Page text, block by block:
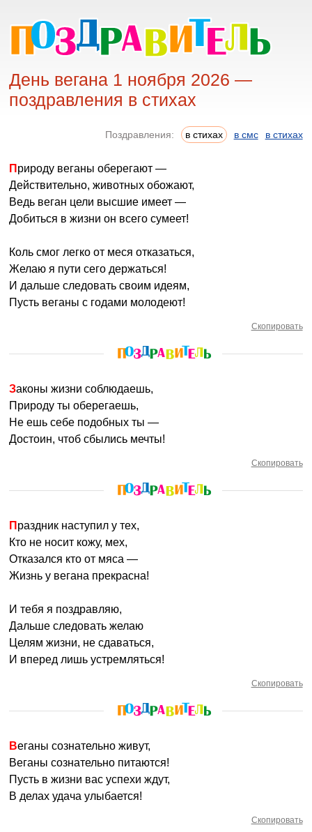
День вегана 1 ноября 2026 —
поздравления в стихах
Поздравления: в стихах в смс в стихах
Природу веганы оберегают —
Действительно, животных обожают,
Ведь веган цели высшие имеет —
Добиться в жизни он всего сумеет!
Коль смог легко от меся отказаться,
Желаю я пути сего держаться!
И дальше следовать своим идеям,
Пусть веганы с годами молодеют!
Скопировать
Законы жизни соблюдаешь,
Природу ты оберегаешь,
Не ешь себе подобных ты —
Достоин, чтоб сбылись мечты!
Скопировать
Праздник наступил у тех,
Кто не носит кожу, мех,
Отказался кто от мяса —
Жизнь у вегана прекрасна!
И тебя я поздравляю,
Дальше следовать желаю
Целям жизни, не сдаваться,
И вперед лишь устремляться!
Скопировать
Веганы сознательно живут,
Веганы сознательно питаются!
Пусть в жизни вас успехи ждут,
В делах удача улыбается!
Скопировать